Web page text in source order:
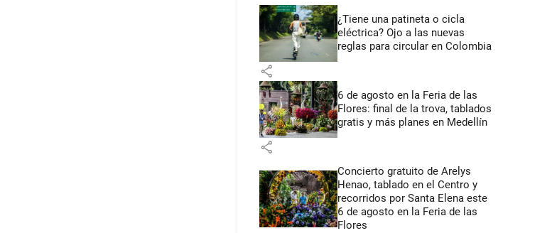
¿Tiene una patineta o cicla
eléctrica? Ojo a las nuevas
reglas para circular en Colombia
share
6 de agosto en la Feria de las
Flores: final de la trova, tablados
gratis y más planes en Medellín
share
Concierto gratuito de Arelys
Henao, tablado en el Centro y
recorridos por Santa Elena este
6 de agosto en la Feria de las
Flores